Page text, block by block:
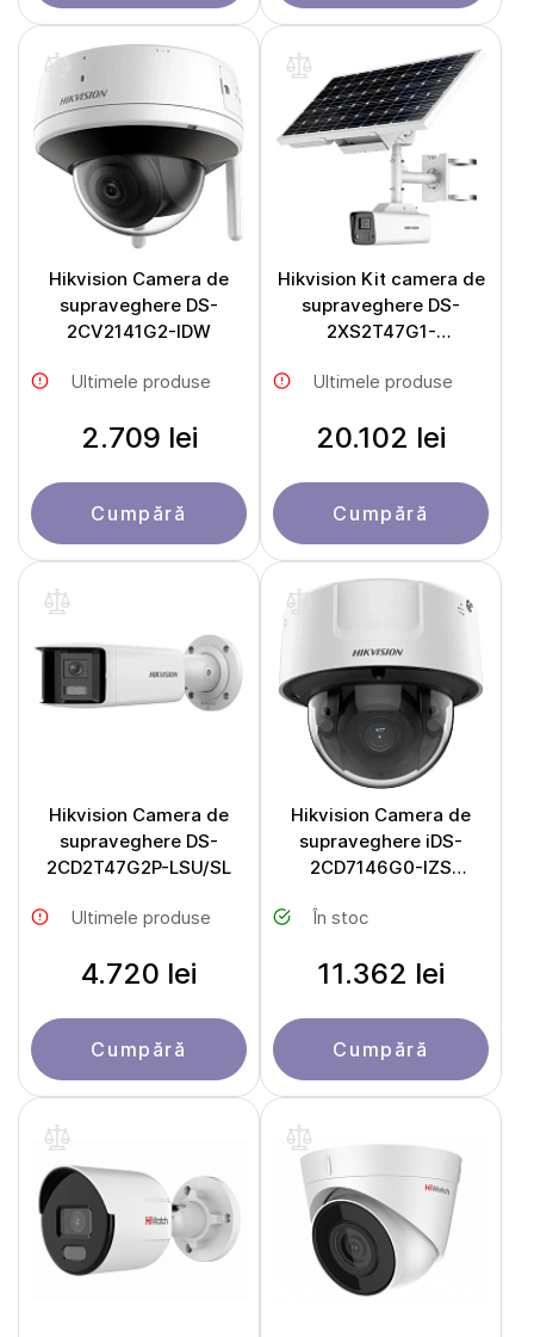
Hikvision Camera de
supraveghere DS-
2CV2141G2-IDW
Ultimele produse
2.709 lei
Cumpără
Hikvision Kit camera de
supraveghere DS-
2XS2T47G1-
panou solar
Ultimele produse
20.102 lei
Cumpără
Hikvision Camera de
supraveghere DS-
2CD2T47G2P-LSU/SL
Ultimele produse
4.720 lei
Cumpără
Hikvision Camera de
supraveghere iDS-
2CD7146G0-IZS
În stoc
11.362 lei
Cumpără